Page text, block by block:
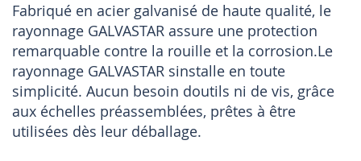
Fabriqué en acier galvanisé de haute qualité, le
rayonnage GALVASTAR assure une protection
remarquable contre la rouille et la corrosion.Le
rayonnage GALVASTAR sinstalle en toute
simplicité. Aucun besoin doutils ni de vis, grâce
aux échelles préassemblées, prêtes à être
utilisées dès leur déballage.